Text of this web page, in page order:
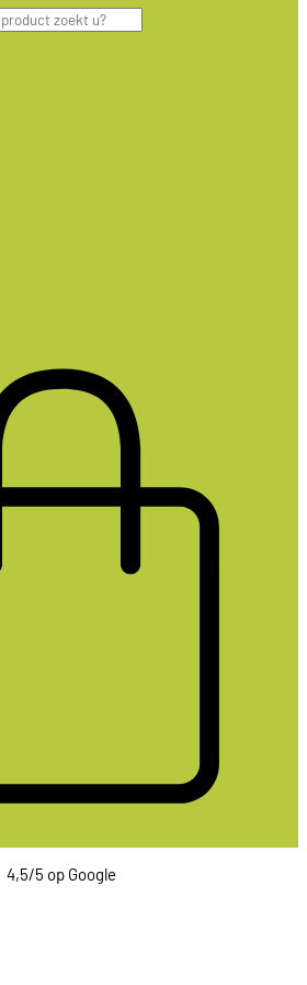
4,5/5 op Google